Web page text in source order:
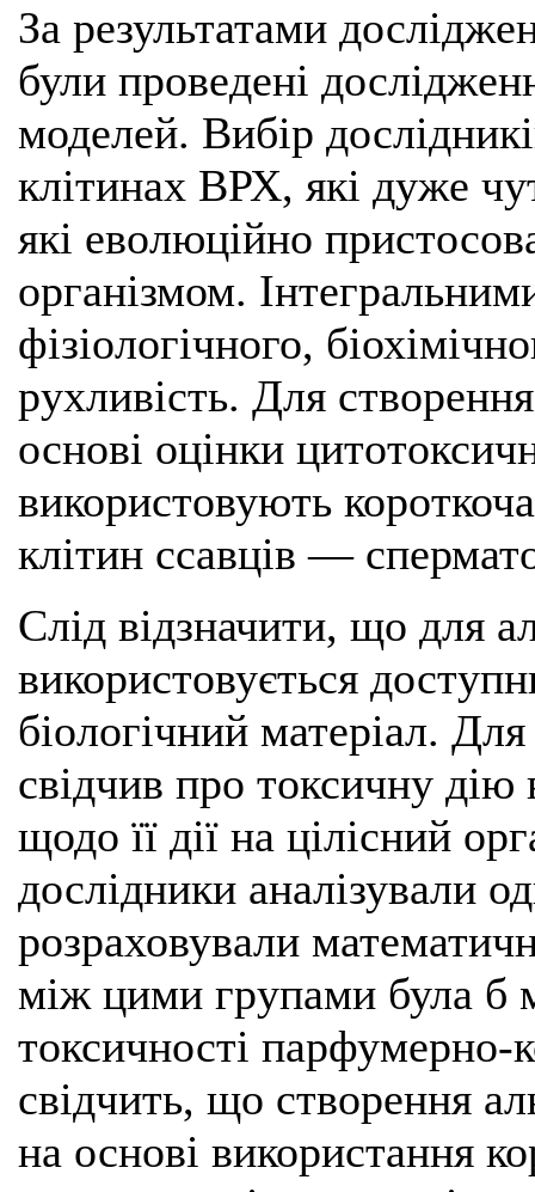
За результатами
були проведені
моделей. Вибір
клітинах ВРХ, які дуже
які еволюційно
організмом.
фізіологічного,
рухливість. Для
основі оцінки
використовують
клітин ссавців —
Слід відзначити, що для
використовується
біологічний матеріал.
свідчив про токсичну
щодо її дії на цілісний
дослідники аналізували
розраховували
між цими групами була б
токсичності парфумерно-
свідчить, що створення
на основі використання